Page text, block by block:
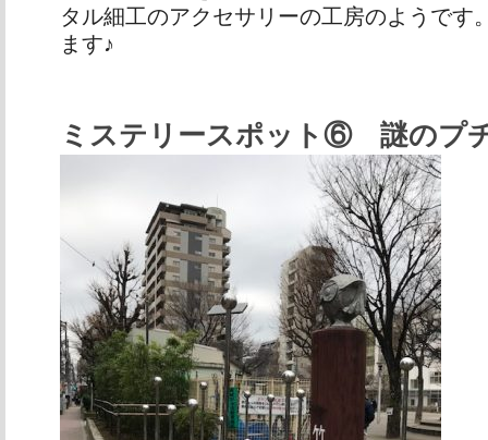
タル細工のアクセサリーの工房のようです
ます♪
ミステリースポット⑥ 謎のプ